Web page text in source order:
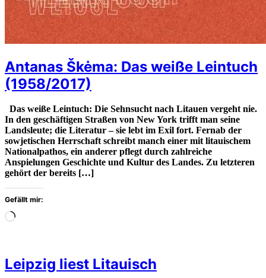
Antanas Škėma: Das weiße Leintuch
(1958/2017)
Das weiße Leintuch: Die Sehnsucht nach Litauen vergeht nie.
In den geschäftigen Straßen von New York trifft man seine
Landsleute; die Literatur – sie lebt im Exil fort. Fernab der
sowjetischen Herrschaft schreibt manch einer mit litauischem
Nationalpathos, ein anderer pflegt durch zahlreiche
Anspielungen Geschichte und Kultur des Landes. Zu letzteren
gehört der bereits […]
Gefällt mir:
Wird
Leipzig liest Litauisch